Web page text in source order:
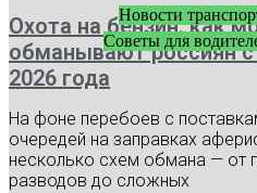
Новости
Советы для
Охота на бензин: как
обманывают россиян
2026 года
На фоне перебоев с
очередей на заправках
несколько схем обмана — от
разводов до сложных